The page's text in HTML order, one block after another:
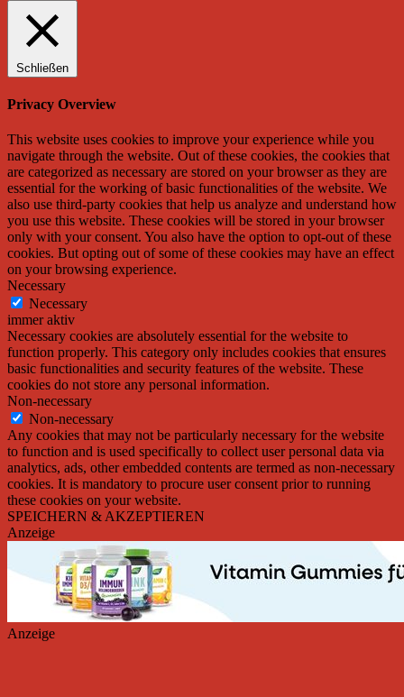
Schließen
Privacy Overview
This website uses cookies to improve your experience while you
navigate through the website. Out of these cookies, the cookies that
are categorized as necessary are stored on your browser as they are
essential for the working of basic functionalities of the website. We
also use third-party cookies that help us analyze and understand how
you use this website. These cookies will be stored in your browser
only with your consent. You also have the option to opt-out of these
cookies. But opting out of some of these cookies may have an effect
on your browsing experience.
Necessary
Necessary
immer aktiv
Necessary cookies are absolutely essential for the website to
function properly. This category only includes cookies that ensures
basic functionalities and security features of the website. These
cookies do not store any personal information.
Non-necessary
Non-necessary
Any cookies that may not be particularly necessary for the website
to function and is used specifically to collect user personal data via
analytics, ads, other embedded contents are termed as non-necessary
cookies. It is mandatory to procure user consent prior to running
these cookies on your website.
SPEICHERN & AKZEPTIEREN
Anzeige
Anzeige